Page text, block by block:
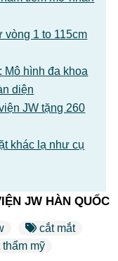
vòng 1 to 115cm
Mô hình đa khoa
diện
JW tặng 260
khác lạ như cụ
JW HÀN QUỐC
cắt mắt
thẩm mỹ